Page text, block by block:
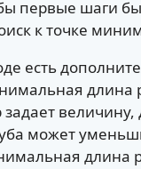
первые шаги
к точке
есть
длина
величину,
может
длина